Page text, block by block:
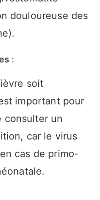
douloureuse des
:
soit
important pour
consulter un
car le virus
cas de primo-